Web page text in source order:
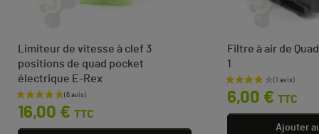
Limiteur de vitesse à clef 3
positions de quad pocket
électrique E-Rex
Prix
16,00 € TTC
Filtre à air de
1
Prix
6,00 € TTC
Ajouter